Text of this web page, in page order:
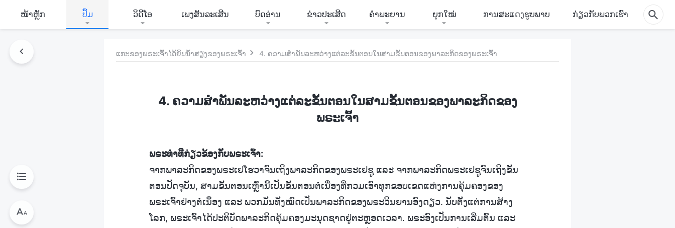
​ໜ້າຫຼັກ ປຶ້ມ ວິ​ດີ​ໂອ ເພງສັນລະເສີນ ບົດອ່ານ ຂ່າວປະເສີດ ຄຳພະຍານ ຍຸກໃໝ່ ການສະແດງຮູບພາບ ກ່ຽວກັບພວກເຮົາ
ແກະຂອງພຣະເຈົ້າໄດ້ຍິນນໍ້າສຽງຂອງພຣະເຈົ້າ 4. ຄວາມສຳພັນລະຫວ່າງແຕ່ລະຂັ້ນຕອນໃນສາມຂັ້ນຕອນຂອງພາລະກິດຂອງພຣະເຈົ້າ
4. ຄວາມສຳພັນລະຫວ່າງແຕ່ລະຂັ້ນຕອນໃນສາມຂັ້ນຕອນຂອງພາລະກິດຂອງ
ພຣະເຈົ້າ
ພຣະທຳທີ່ກ່ຽວຂ້ອງກັບພຣະເຈົ້າ:
ຈາກພາລະກິດຂອງພຣະເຢໂຮວາຈົນເຖິງພາລະກິດຂອງພຣະເຢຊູ ແລະ ຈາກພາລະກິດພຣະເຢຊູຈົນເຖິງຂັ້ນ
ຕອນປັດຈຸບັນ, ສາມຂັ້ນຕອນເຫຼົ່ານີ້ເປັນຂັ້ນຕອນຕໍ່ເນື່ອງທີ່ກວມເອົາທຸກຂອບເຂດແຫ່ງການຄຸ້ມຄອງຂອງ
ພຣະເຈົ້າຢ່າງຕໍ່ເນຶ່ອງ ແລະ ພວກມັນທັງໝົດເປັນພາລະກິດຂອງພຣະວິນຍານອົງດຽວ. ນັບຕັ້ງແຕ່ການສ້າງ
ໂລກ, ພຣະເຈົ້າໄດ້ປະຕິບັດພາລະກິດຄຸ້ມຄອງມະນຸດຊາດຢູ່ຕະຫຼອດເວລາ. ພຣະອົງເປັນການເລີ່ມຕົ້ນ ແລະ